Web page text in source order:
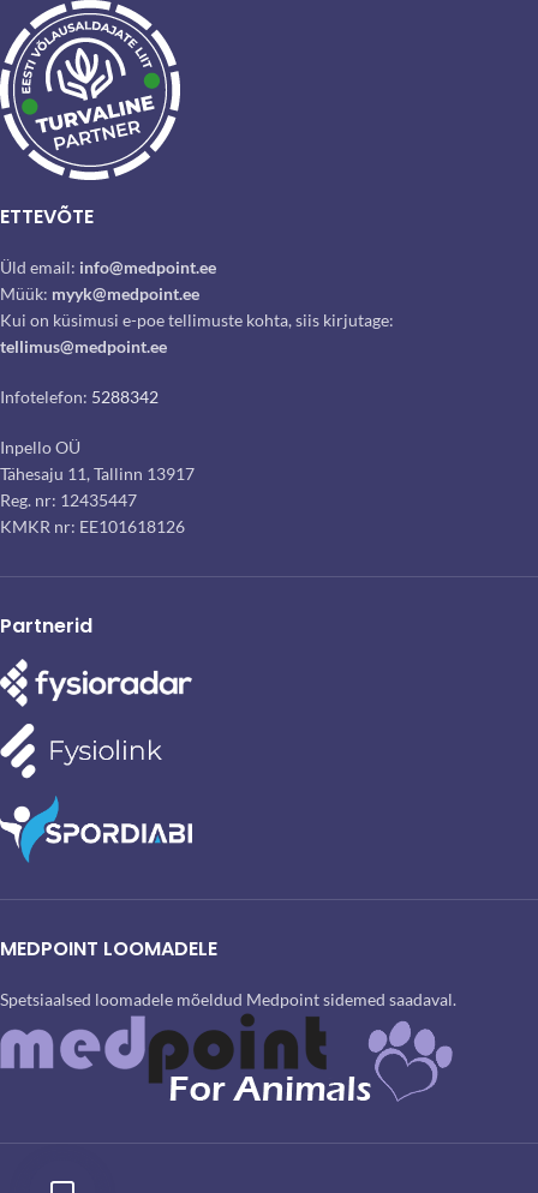
ETTEVÕTE
Üld email: info@medpoint.ee
Müük: myyk@medpoint.ee
Kui on küsimusi e-poe tellimuste kohta, siis kirjutage:
tellimus@medpoint.ee
Infotelefon: 5288342
Inpello OÜ
Tähesaju 11, Tallinn 13917
Reg. nr: 12435447
KMKR nr: EE101618126
Partnerid
MEDPOINT LOOMADELE
Spetsiaalsed loomadele mõeldud Medpoint sidemed saadaval.